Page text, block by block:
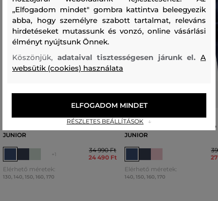
MELEGÍTŐ FELSŐ PEAK
JUNIOR
+1
34 990 Ft
24 490 Ft
Elérhető méretek:
130, 140, 150, 160, 170
MELEGÍTŐ FELSŐ PEAK
PERFORMANCE ORIGINAL
JUNIOR
Elérhető méretek:
140, 150, 160, 170
„Elfogadom mindet" gombra kattintva beleegyezik
abba, hogy személyre szabott tartalmat, releváns
hirdetéseket mutassunk és vonzó, online vásárlási
élményt nyújtsunk Önnek.
Köszönjük, adataival tisztességesen járunk el.A
websütik (cookies) használata
RÉSZLETES BEÁLLÍTÁSOK
ELFOGADOM MINDET